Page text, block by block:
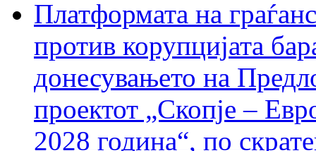
Платформата на
против корупцијата
донесувањето на
проектот „Скопје –
2028 година“, по